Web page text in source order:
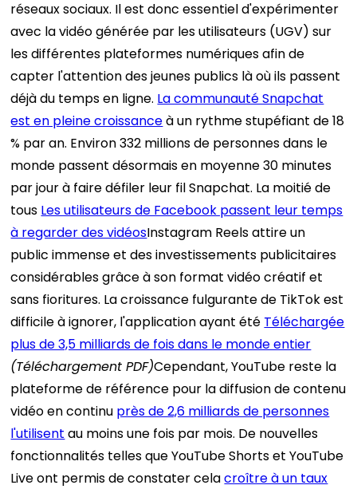
réseaux sociaux. Il est donc essentiel d'expérimenter
avec la vidéo générée par les utilisateurs (UGV) sur
les différentes plateformes numériques afin de
capter l'attention des jeunes publics là où ils passent
déjà du temps en ligne. La communauté Snapchat
est en pleine croissanceà un rythme stupéfiant de 18
% par an. Environ 332 millions de personnes dans le
monde passent désormais en moyenne 30 minutes
par jour à faire défiler leur fil Snapchat. La moitié de
tous Les utilisateurs de Facebook passent leur temps
à regarder des vidéosInstagram Reels attire un
public immense et des investissements publicitaires
considérables grâce à son format vidéo créatif et
sans fioritures. La croissance fulgurante de TikTok est
difficile à ignorer, l'application ayant été Téléchargée
plus de 3,5 milliards de fois dans le monde entier
(Téléchargement PDF)Cependant, YouTube reste la
plateforme de référence pour la diffusion de contenu
vidéo en continu près de 2,6 milliards de personnes
l'utilisent au moins une fois par mois. De nouvelles
fonctionnalités telles que YouTube Shorts et YouTube
Live ont permis de constater celacroître à un taux